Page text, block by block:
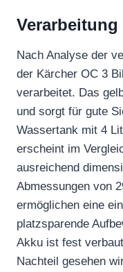
Nach Analyse der
der Kärcher OC 3
verarbeitet. Das
und sorgt für gute
Wassertank mit 4
erscheint im
ausreichend
Abmessungen von
ermöglichen eine
platzsparende
Akku ist fest
Nachteil gesehen